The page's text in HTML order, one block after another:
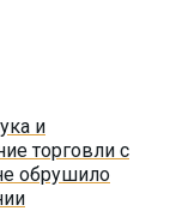
и
торговли с
обрушило